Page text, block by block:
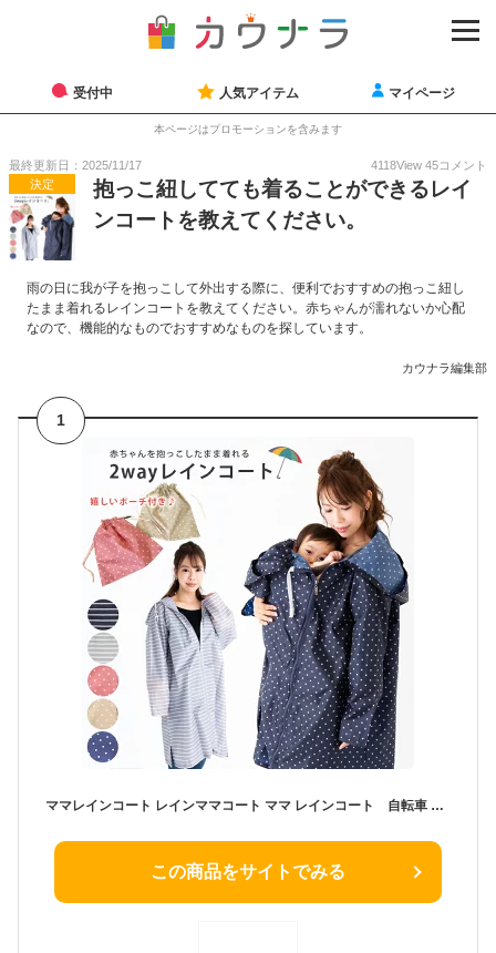
受付中 人気アイテム マイページ
本ページはプロモーションを含みます
最終更新日：2025/11/17 4118View 45コメント
決定
抱っこ紐してても着ることができるレイ
ンコートを教えてください。
雨の日に我が子を抱っこして外出する際に、便利でおすすめの抱っこ紐し
たまま着れるレインコートを教えてください。赤ちゃんが濡れないか心配
なので、機能的なものでおすすめなものを探しています。
カウナラ編集部
1
ママレインコート レインママコート ママ レインコート 自転車 ママ抱っこしたまま着られる 雨 梅雨 赤ちゃん 妊娠期 自転車 抱っこ紐 急な雨も安心 便利 可愛い 雨具 雨合羽
この商品をサイトでみる